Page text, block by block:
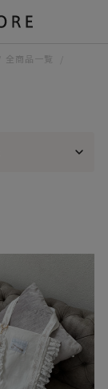
全商品一覧